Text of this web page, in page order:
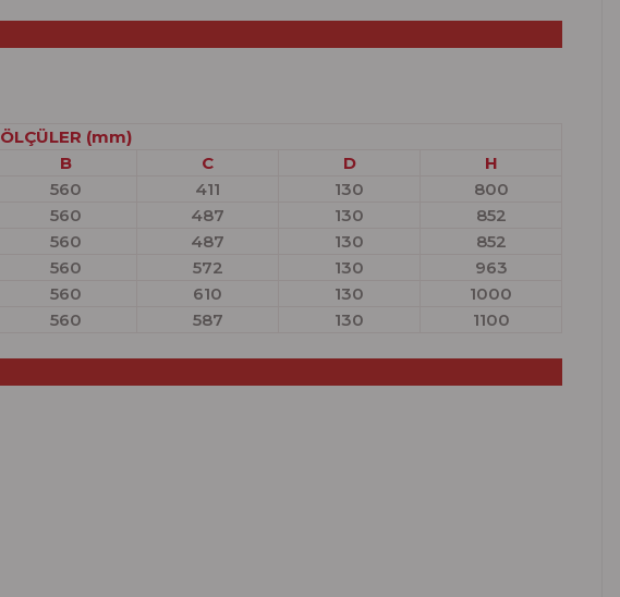
ÖLÇÜLER (mm)
B C D
H
560 411 130
800
560 487 130
852
560 487 130
852
560 572 130
963
560 610 130
1000
560 587 130 1100